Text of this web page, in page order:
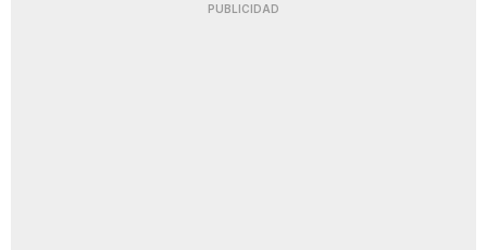
PUBLICIDAD